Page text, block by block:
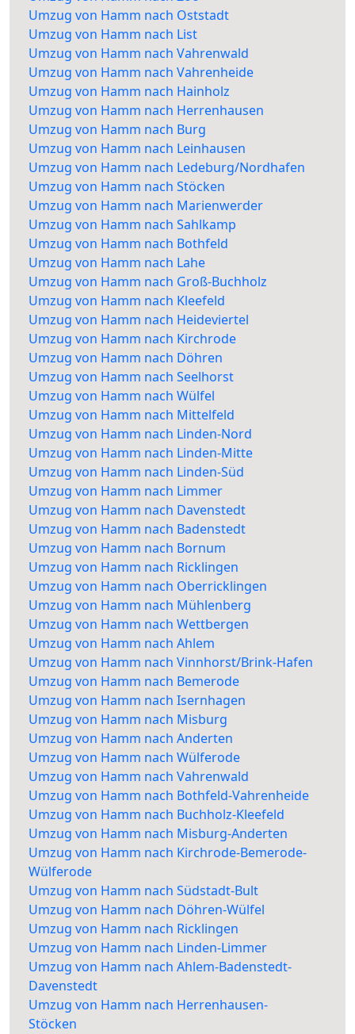
Umzug von Hamm nach Oststadt
Umzug von Hamm nach List
Umzug von Hamm nach Vahrenwald
Umzug von Hamm nach Vahrenheide
Umzug von Hamm nach Hainholz
Umzug von Hamm nach Herrenhausen
Umzug von Hamm nach Burg
Umzug von Hamm nach Leinhausen
Umzug von Hamm nach Ledeburg/Nordhafen
Umzug von Hamm nach Stöcken
Umzug von Hamm nach Marienwerder
Umzug von Hamm nach Sahlkamp
Umzug von Hamm nach Bothfeld
Umzug von Hamm nach Lahe
Umzug von Hamm nach Groß-Buchholz
Umzug von Hamm nach Kleefeld
Umzug von Hamm nach Heideviertel
Umzug von Hamm nach Kirchrode
Umzug von Hamm nach Döhren
Umzug von Hamm nach Seelhorst
Umzug von Hamm nach Wülfel
Umzug von Hamm nach Mittelfeld
Umzug von Hamm nach Linden-Nord
Umzug von Hamm nach Linden-Mitte
Umzug von Hamm nach Linden-Süd
Umzug von Hamm nach Limmer
Umzug von Hamm nach Davenstedt
Umzug von Hamm nach Badenstedt
Umzug von Hamm nach Bornum
Umzug von Hamm nach Ricklingen
Umzug von Hamm nach Oberricklingen
Umzug von Hamm nach Mühlenberg
Umzug von Hamm nach Wettbergen
Umzug von Hamm nach Ahlem
Umzug von Hamm nach Vinnhorst/Brink-Hafen
Umzug von Hamm nach Bemerode
Umzug von Hamm nach Isernhagen
Umzug von Hamm nach Misburg
Umzug von Hamm nach Anderten
Umzug von Hamm nach Wülferode
Umzug von Hamm nach Vahrenwald
Umzug von Hamm nach Bothfeld-Vahrenheide
Umzug von Hamm nach Buchholz-Kleefeld
Umzug von Hamm nach Misburg-Anderten
Umzug von Hamm nach Kirchrode-Bemerode-
Wülferode
Umzug von Hamm nach Südstadt-Bult
Umzug von Hamm nach Döhren-Wülfel
Umzug von Hamm nach Ricklingen
Umzug von Hamm nach Linden-Limmer
Umzug von Hamm nach Ahlem-Badenstedt-
Davenstedt
Umzug von Hamm nach Herrenhausen-
Stöcken